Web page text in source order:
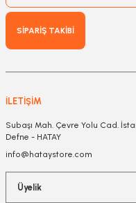
SİPARİŞ TAKİBİ
İLETİŞİM
Subaşı Mah. Çevre Yolu Cad.
Defne - HATAY
info@hataystore.com
Üyelik